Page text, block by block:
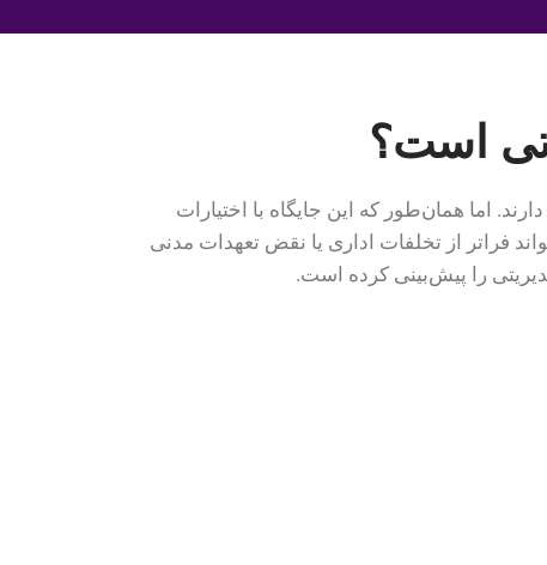
است؟
اما همان‌طور که این جایگاه با اختیارات
فراتر از تخلفات اداری یا نقض تعهدات مدنی
را پیش‌بینی کرده است.